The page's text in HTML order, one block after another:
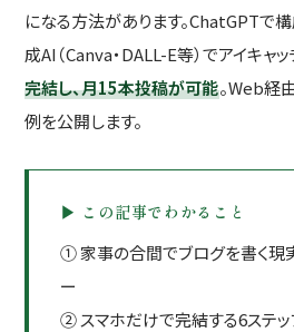
になる方法があります。ChatGPTで
成AI（Canva・DALL-E等）でアイキャ
完結し、月15本投稿が可能。Web経
例を公開します。
▶ この記事でわかること
① 家事の合間でブログを書く現
ー
② スマホだけで完結する6ステ